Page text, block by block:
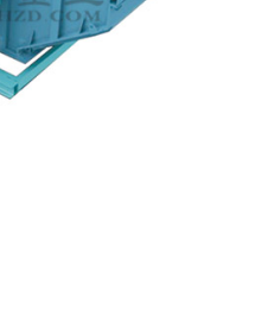
- 河北香蕉筛
河北给料设备